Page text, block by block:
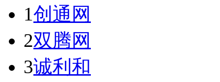
1创通网
2双腾网
3诚利和